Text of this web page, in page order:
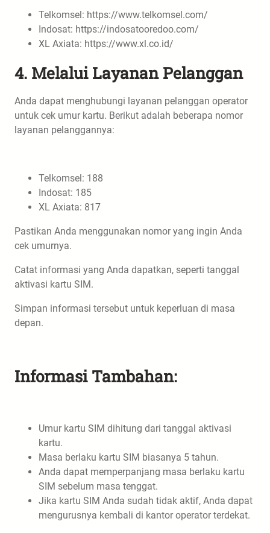
Telkomsel: https://www.telkomsel.com/
Indosat: https://indosatooredoo.com/
XL Axiata: https://www.xl.co.id/
4. Melalui Layanan Pelanggan
Anda dapat menghubungi layanan pelanggan operator
untuk cek umur kartu. Berikut adalah beberapa nomor
layanan pelanggannya:
Telkomsel: 188
Indosat: 185
XL Axiata: 817
Pastikan Anda menggunakan nomor yang ingin Anda
cek umurnya.
Catat informasi yang Anda dapatkan, seperti tanggal
aktivasi kartu SIM.
Simpan informasi tersebut untuk keperluan di masa
depan.
Informasi Tambahan:
Umur kartu SIM dihitung dari tanggal aktivasi
kartu.
Masa berlaku kartu SIM biasanya 5 tahun.
Anda dapat memperpanjang masa berlaku kartu
SIM sebelum masa tenggat.
Jika kartu SIM Anda sudah tidak aktif, Anda dapat
mengurusnya kembali di kantor operator terdekat.